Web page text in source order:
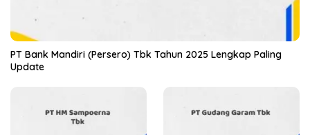
PT Bank Mandiri (Persero) Tbk Tahun 2025 Lengkap Paling
Update